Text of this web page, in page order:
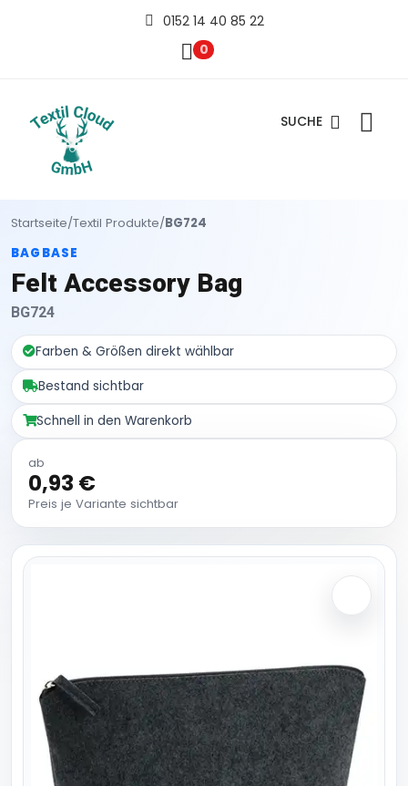
0152 14 40 85 22
0
SUCHE
Startseite/Textil Produkte/BG724
BAGBASE
Felt Accessory Bag
BG724
Farben & Größen direkt wählbar
Bestand sichtbar
Schnell in den Warenkorb
ab
0,93 €
Preis je Variante sichtbar